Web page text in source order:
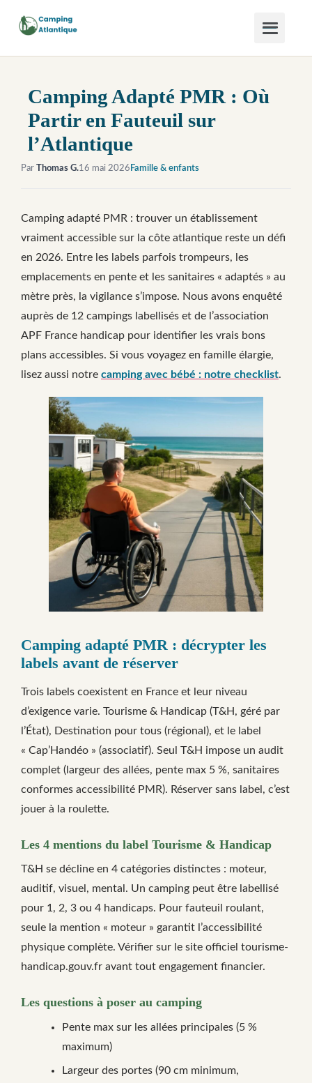
Camping Adapté PMR : Où
Partir en Fauteuil sur
l’Atlantique
Par Thomas G.16 mai 2026 Famille & enfants
Camping adapté PMR : trouver un établissement
vraiment accessible sur la côte atlantique reste un défi
en 2026. Entre les labels parfois trompeurs, les
emplacements en pente et les sanitaires « adaptés » au
mètre près, la vigilance s’impose. Nous avons enquêté
auprès de 12 campings labellisés et de l’association
APF France handicap pour identifier les vrais bons
plans accessibles. Si vous voyagez en famille élargie,
lisez aussi notre camping avec bébé : notre checklist.
Camping adapté PMR : décrypter les
labels avant de réserver
Trois labels coexistent en France et leur niveau
d’exigence varie. Tourisme & Handicap (T&H, géré par
l’État), Destination pour tous (régional), et le label
« Cap’Handéo » (associatif). Seul T&H impose un audit
complet (largeur des allées, pente max 5 %, sanitaires
conformes accessibilité PMR). Réserver sans label, c’est
jouer à la roulette.
Les 4 mentions du label Tourisme & Handicap
T&H se décline en 4 catégories distinctes : moteur,
auditif, visuel, mental. Un camping peut être labellisé
pour 1, 2, 3 ou 4 handicaps. Pour fauteuil roulant,
seule la mention « moteur » garantit l’accessibilité
physique complète. Vérifier sur le site officiel tourisme-
handicap.gouv.fr avant tout engagement financier.
Les questions à poser au camping
Pente max sur les allées principales (5 %
maximum)
Largeur des portes (90 cm minimum,